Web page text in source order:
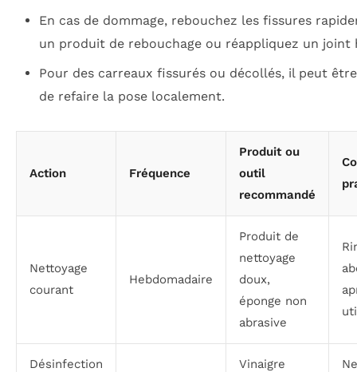
En cas de dommage, rebouchez les fissures
un produit de rebouchage ou réappliquez un joint
Pour des carreaux fissurés ou décollés, il peut
de refaire la pose localement.
Action Fréquence
Produit ou
outil
recommandé
Nettoyage
courant
Hebdomadaire
Produit de
nettoyage
doux,
éponge non
abrasive
Désinfection
Vinaigre